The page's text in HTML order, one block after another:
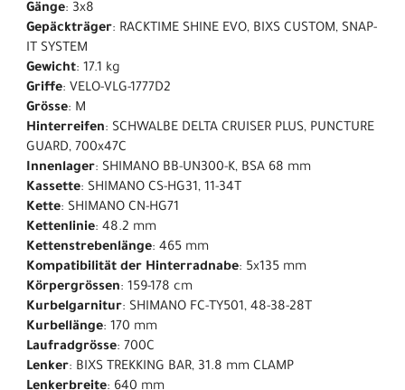
Gänge: 3x8
Gepäckträger: RACKTIME SHINE EVO, BIXS CUSTOM, SNAP-
IT SYSTEM
Gewicht: 17.1 kg
Griffe: VELO-VLG-1777D2
Grösse: M
Hinterreifen: SCHWALBE DELTA CRUISER PLUS, PUNCTURE
GUARD, 700x47C
Innenlager: SHIMANO BB-UN300-K, BSA 68 mm
Kassette: SHIMANO CS-HG31, 11-34T
Kette: SHIMANO CN-HG71
Kettenlinie: 48.2 mm
Kettenstrebenlänge: 465 mm
Kompatibilität der Hinterradnabe: 5x135 mm
Körpergrössen: 159-178 cm
Kurbelgarnitur: SHIMANO FC-TY501, 48-38-28T
Kurbellänge: 170 mm
Laufradgrösse: 700C
Lenker: BIXS TREKKING BAR, 31.8 mm CLAMP
Lenkerbreite: 640 mm